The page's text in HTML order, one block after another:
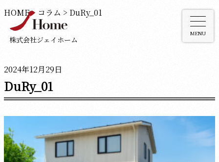
株式会社ジェイホーム
MENU
HOME> コラム > DuRy_01
2024年12月29日
DuRy_01